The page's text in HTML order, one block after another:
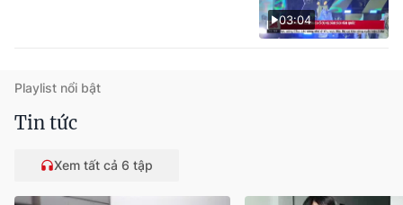
03:04
Playlist nổi bật
Tin tức
Xem tất cả 6 tập